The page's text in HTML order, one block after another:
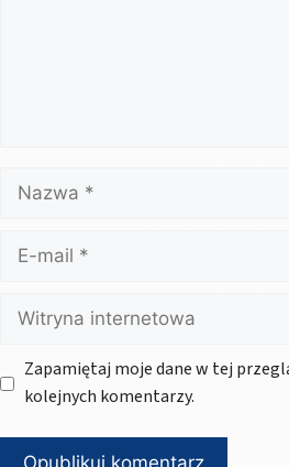
Nazwa
mail
Witryna
internetowa
Zapamiętaj moje dane w tej
kolejnych komentarzy.